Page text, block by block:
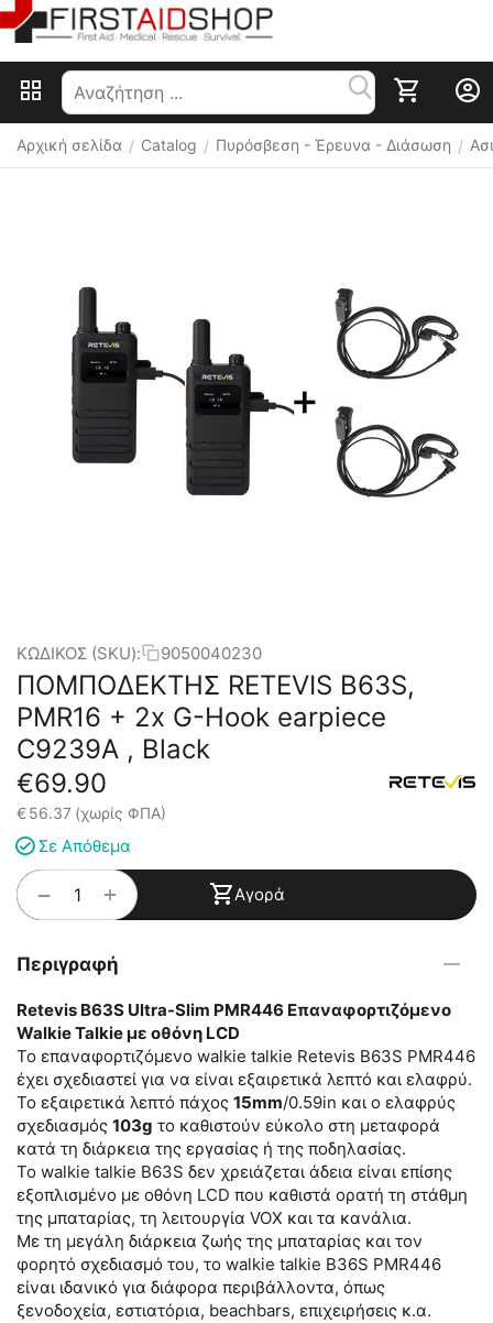
Αρχική σελίδα / Catalog / Πυρόσβεση - Έρευνα - Διάσωση /
ΚΩΔΙΚΟΣ (SKU): 9050040230
ΠΟΜΠΟΔΕΚΤΗΣ RETEVIS B63S,
PMR16 + 2x G-Hook earpiece
C9239A , Black
€69.90
€56.37 (χωρίς ΦΠΑ)
Σε Απόθεμα
+
− Αγορά
Περιγραφή
Retevis B63S Ultra-Slim PMR446 Επαναφορτιζόμενο
Walkie Talkie με οθόνη LCD
Το επαναφορτιζόμενο walkie talkie Retevis B63S PMR446
έχει σχεδιαστεί για να είναι εξαιρετικά λεπτό και ελαφρύ.
Το εξαιρετικά λεπτό πάχος 15mm/0.59in και ο ελαφρύς
σχεδιασμός 103g το καθιστούν εύκολο στη μεταφορά
κατά τη διάρκεια της εργασίας ή της ποδηλασίας.
Το walkie talkie B63S δεν χρειάζεται άδεια είναι επίσης
εξοπλισμένο με οθόνη LCD που καθιστά ορατή τη στάθμη
της μπαταρίας, τη λειτουργία VOX και τα κανάλια.
Με τη μεγάλη διάρκεια ζωής της μπαταρίας και τον
φορητό σχεδιασμό του, το walkie talkie B36S PMR446
είναι ιδανικό για διάφορα περιβάλλοντα, όπως
ξενοδοχεία, εστιατόρια, beachbars, επιχειρήσεις κ.α.